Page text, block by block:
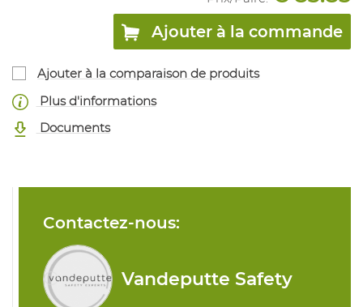
Ajouter à la commande
Ajouter à la comparaison de produits
Plus d'informations
Documents
Contactez-nous:
Vandeputte Safety